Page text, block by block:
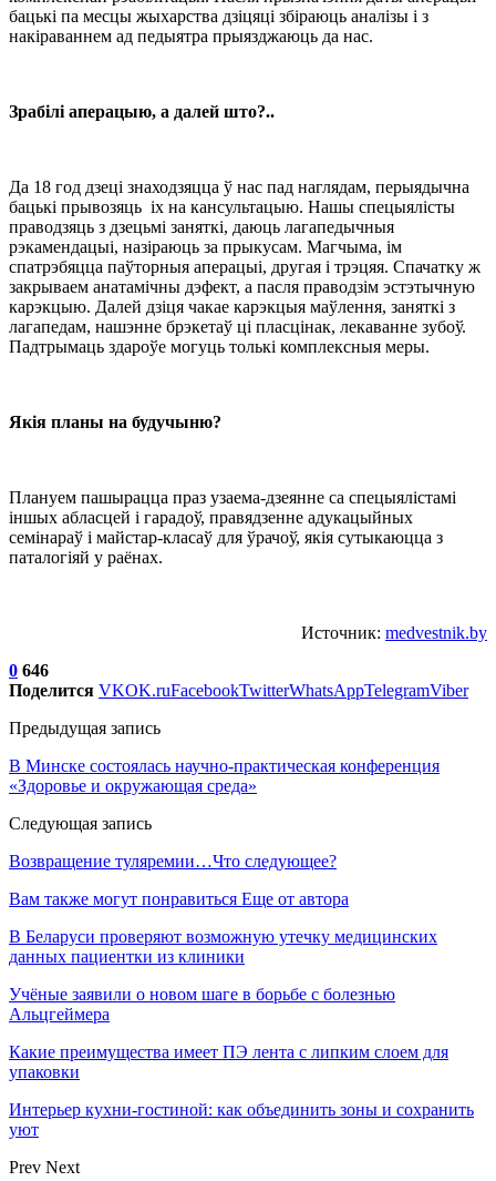
бацькі па месцы жыхарства дзіцяці збіраюць аналізы і з
накіраваннем ад педыятра прыязджаюць да нас.
Зрабілі аперацыю, а далей што?..
Да 18 год дзеці знаходзяцца ў нас пад наглядам, перыядычна
бацькі прывозяць іх на кансультацыю. Нашы спецыялісты
праводзяць з дзецьмі заняткі, даюць лагапедычныя
рэкамендацыі, назіраюць за прыкусам. Магчыма, ім
спатрэбяцца паўторныя аперацыі, другая і трэцяя. Спачатку ж
закрываем анатамічны дэфект, а пасля праводзім эстэтычную
карэкцыю. Далей дзіця чакае карэкцыя маўлення, заняткі з
лагапедам, нашэнне брэкетаў ці пласцінак, лекаванне зубоў.
Падтрымаць здароўе могуць толькі комплексныя меры.
Якія планы на будучыню?
Плануем пашырацца праз узаема-дзеянне са спецыялістамі
іншых абласцей і гарадоў, правядзенне адукацыйных
семінараў і майстар-класаў для ўрачоў, якія сутыкаюцца з
паталогіяй у раёнах.
Источник: medvestnik.by
0 646
Поделится VKOK.ruFacebookTwitterWhatsAppTelegramViber
Предыдущая запись
В Минске состоялась научно-практическая конференция
«Здоровье и окружающая среда»
Следующая запись
Возвращение туляремии…Что следующее?
Вам также могут понравиться Еще от автора
В Беларуси проверяют возможную утечку медицинских
данных пациентки из клиники
Учёные заявили о новом шаге в борьбе с болезнью
Альцгеймера
Какие преимущества имеет ПЭ лента с липким слоем для
упаковки
Интерьер кухни-гостиной: как объединить зоны и сохранить
уют
Prev Next